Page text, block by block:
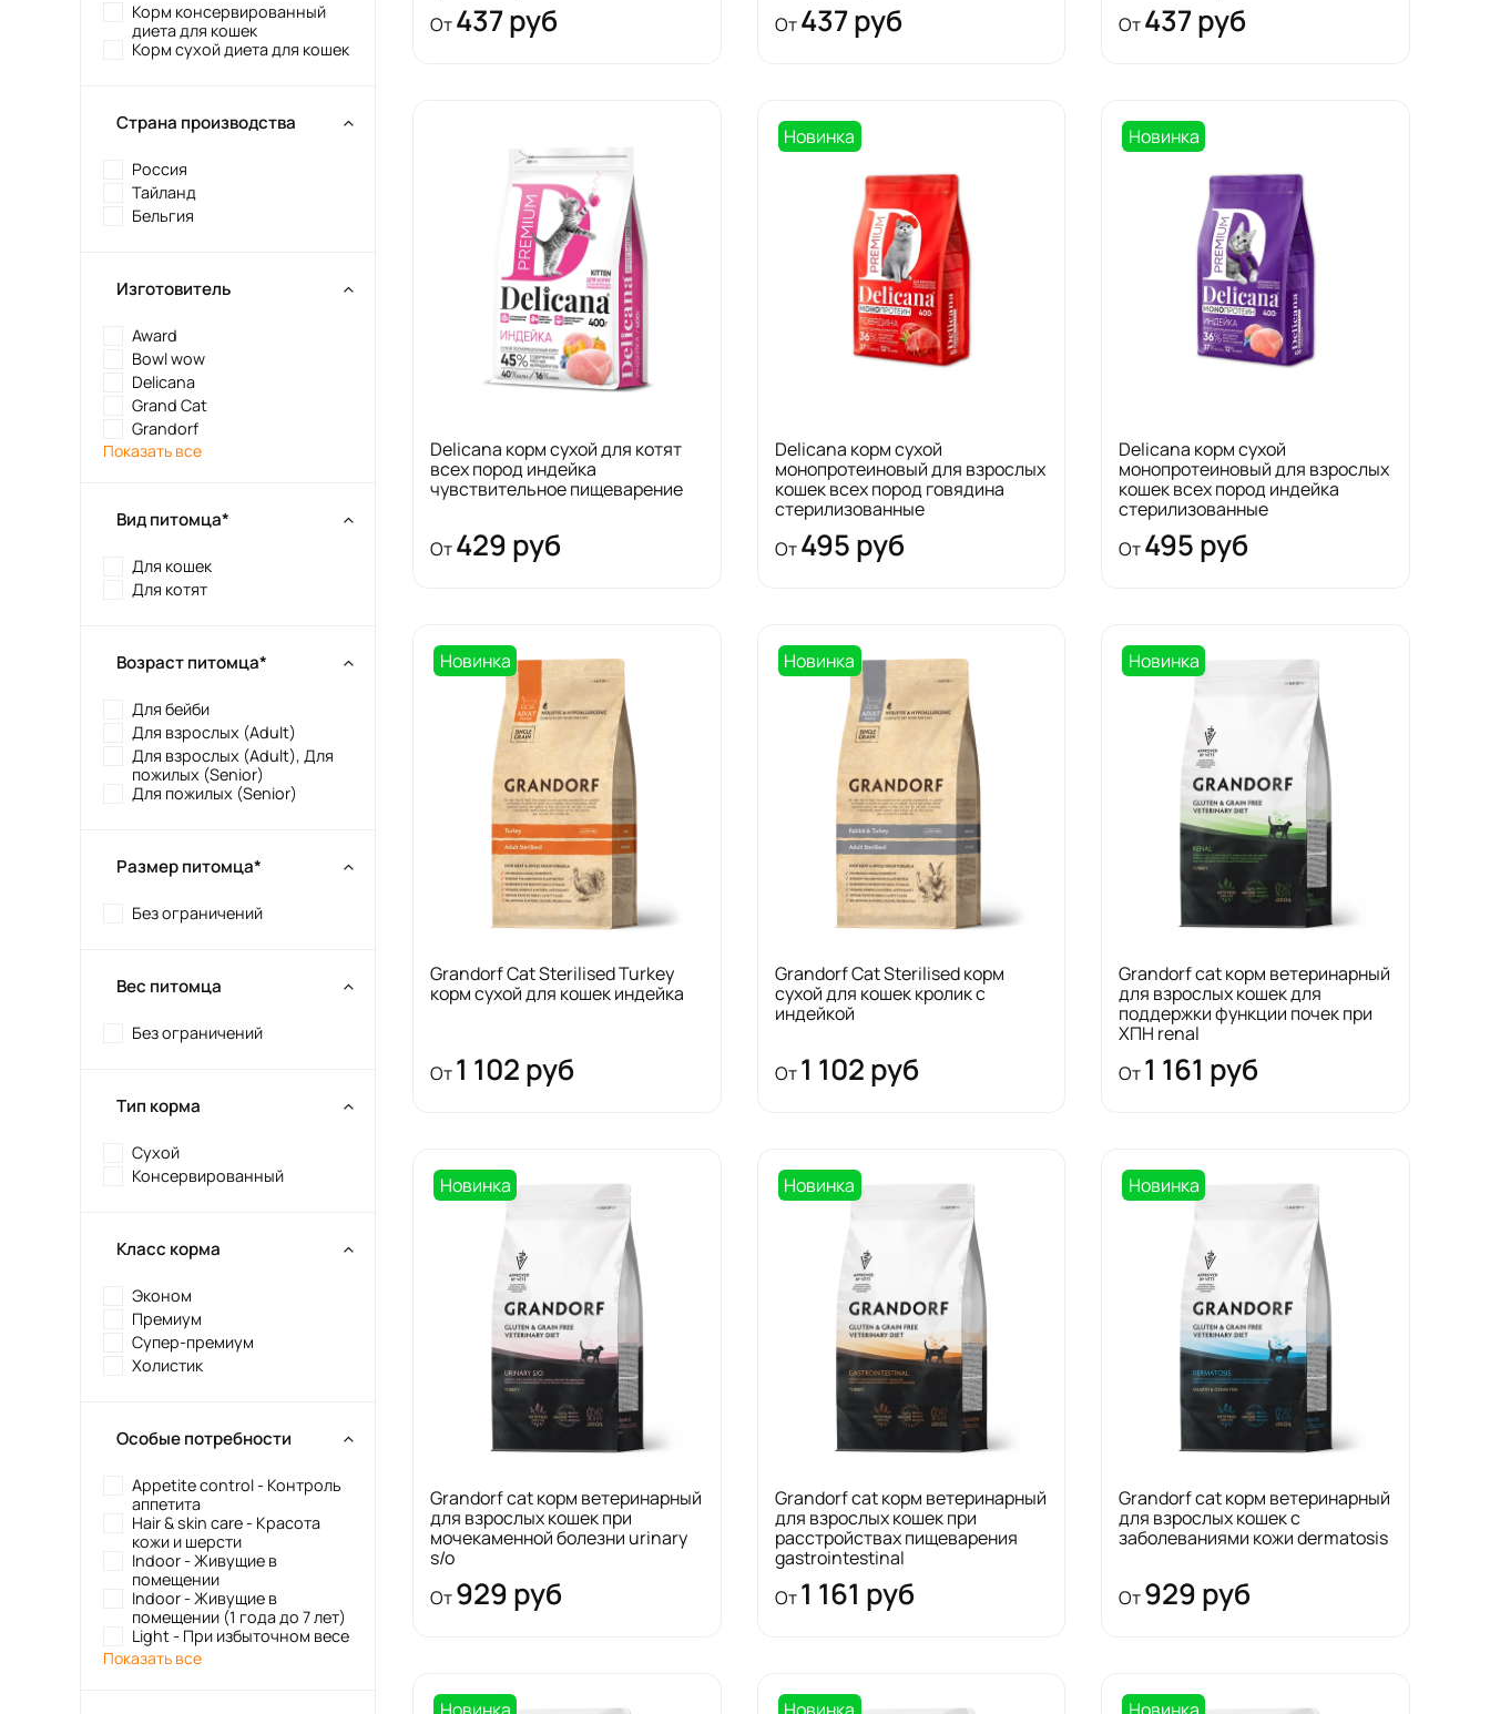
От437 руб
От437 руб
От437 руб
Delicana корм сухой для котят
всех пород индейка
чувствительное пищеварение
От429 руб
Новинка
Delicana корм сухой
монопротеиновый для взрослых
кошек всех пород говядина
стерилизованные
От495 руб
Новинка
Delicana корм сухой
монопротеиновый для взрослых
кошек всех пород индейка
стерилизованные
От495 руб
Новинка
Grandorf Cat Sterilised Turkey
корм сухой для кошек индейка
От1 102 руб
Новинка
Grandorf Cat Sterilised корм
сухой для кошек кролик с
индейкой
От1 102 руб
Новинка
Grandorf cat корм ветеринарный
для взрослых кошек для
поддержки функции почек при
ХПН renal
От1 161 руб
Новинка
Grandorf cat корм ветеринарный
для взрослых кошек при
мочекаменной болезни urinary
s/o
От929 руб
Новинка
Grandorf cat корм ветеринарный
для взрослых кошек при
расстройствах пищеварения
gastrointestinal
От1 161 руб
Новинка
Grandorf cat корм ветеринарный
для взрослых кошек с
заболеваниями кожи dermatosis
От929 руб
Корм консервированный
диета для кошек
Корм сухой диета для кошек
Страна производства
Россия
Тайланд
Бельгия
Изготовитель
Award
Bowl wow
Delicana
Grand Cat
Grandorf
Показать все
Вид питомца*
Для кошек
Для котят
Возраст питомца*
Для бейби
Для взрослых (Adult)
Для взрослых (Adult), Для
пожилых (Senior)
Для пожилых (Senior)
Размер питомца*
Без ограничений
Вес питомца
Без ограничений
Тип корма
Сухой
Консервированный
Класс корма
Эконом
Премиум
Супер-премиум
Холистик
Особые потребности
Appetite control - Контроль
аппетита
Hair & skin care - Красота
кожи и шерсти
Indoor - Живущие в
помещении
Indoor - Живущие в
помещении (1 года до 7 лет)
Light - При избыточном весе
Показать все